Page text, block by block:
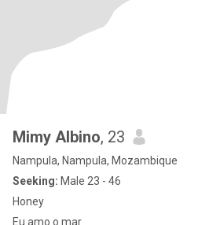
Mimy Albino, 23
Nampula, Nampula, Mozambique
Seeking: Male 23 - 46
Honey
Eu amo o mar